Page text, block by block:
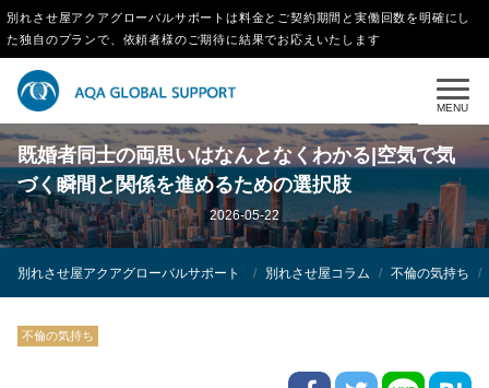
別れさせ屋アクアグローバルサポートは料金とご契約期間と実働回数を明確にし
た独自のプランで、依頼者様のご期待に結果でお応えいたします
MENU
既婚者同士の両思いはなんとなくわかる|空気で気
づく瞬間と関係を進めるための選択肢
2026-05-22
別れさせ屋アクアグローバルサポート 別れさせ屋コラム 不倫の気持ち
不倫の気持ち